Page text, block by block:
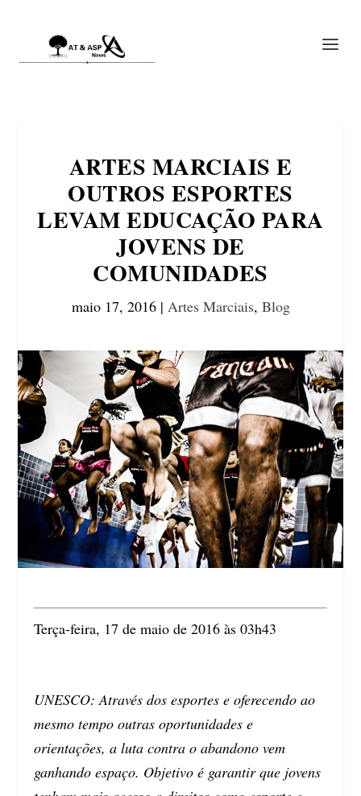
ARTES MARCIAIS E
OUTROS ESPORTES
LEVAM EDUCAÇÃO PARA
JOVENS DE
COMUNIDADES
maio 17, 2016| Artes Marciais, Blog
Terça-feira, 17 de maio de 2016 às 03h43
UNESCO: Através dos esportes e oferecendo ao
mesmo tempo outras oportunidades e
orientações, a luta contra o abandono vem
ganhando espaço. Objetivo é garantir que jovens